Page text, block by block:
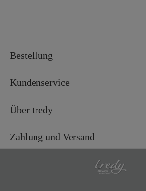
Bestellung
Kundenservice
Über tredy
Zahlung und Versand